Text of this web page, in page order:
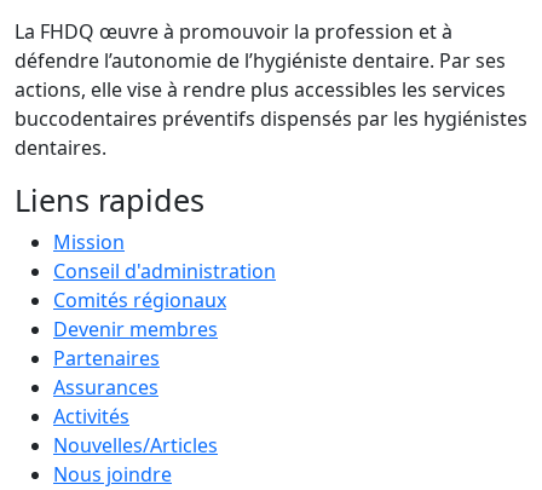
La FHDQ œuvre à promouvoir la profession et à
défendre l’autonomie de l’hygiéniste dentaire. Par ses
actions, elle vise à rendre plus accessibles les services
buccodentaires préventifs dispensés par les hygiénistes
dentaires.
Liens rapides
Mission
Conseil d'administration
Comités régionaux
Devenir membres
Partenaires
Assurances
Activités
Nouvelles/Articles
Nous joindre